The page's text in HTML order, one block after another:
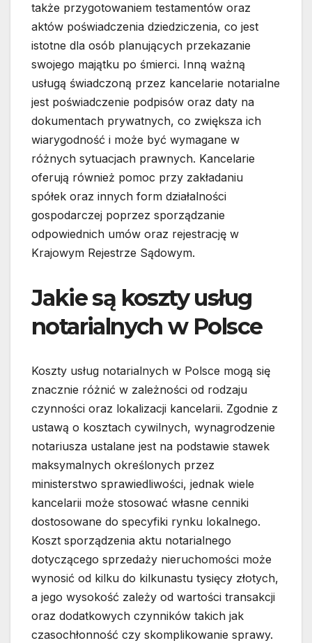
także przygotowaniem testamentów oraz
aktów poświadczenia dziedziczenia, co jest
istotne dla osób planujących przekazanie
swojego majątku po śmierci. Inną ważną
usługą świadczoną przez kancelarie notarialne
jest poświadczenie podpisów oraz daty na
dokumentach prywatnych, co zwiększa ich
wiarygodność i może być wymagane w
różnych sytuacjach prawnych. Kancelarie
oferują również pomoc przy zakładaniu
spółek oraz innych form działalności
gospodarczej poprzez sporządzanie
odpowiednich umów oraz rejestrację w
Krajowym Rejestrze Sądowym.
Jakie są koszty usług
notarialnych w Polsce
Koszty usług notarialnych w Polsce mogą się
znacznie różnić w zależności od rodzaju
czynności oraz lokalizacji kancelarii. Zgodnie z
ustawą o kosztach cywilnych, wynagrodzenie
notariusza ustalane jest na podstawie stawek
maksymalnych określonych przez
ministerstwo sprawiedliwości, jednak wiele
kancelarii może stosować własne cenniki
dostosowane do specyfiki rynku lokalnego.
Koszt sporządzenia aktu notarialnego
dotyczącego sprzedaży nieruchomości może
wynosić od kilku do kilkunastu tysięcy złotych,
a jego wysokość zależy od wartości transakcji
oraz dodatkowych czynników takich jak
czasochłonność czy skomplikowanie sprawy.